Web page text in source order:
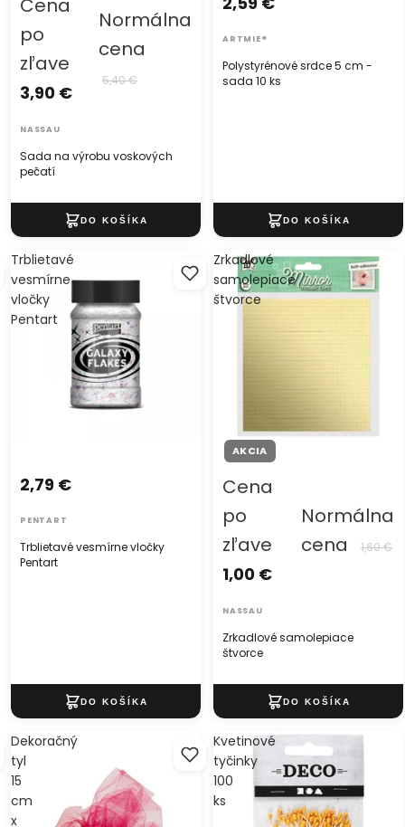
Sada na výrobu voskových
pečatí
Cena
po
zľave
3,90 €
Normálna
cena
5,40 €
NASSAU
Polystyrénové srdce 5 cm -
sada 10 ks
ARTMIE®
Trblietavé
vesmírne
vločky
Pentart
Trblietavé vesmírne vločky
Pentart
2,79 €
PENTART
Zrkadlové
samolepiace
štvorce
AKCIA
Zrkadlové samolepiace
štvorce
Cena
po
zľave
1,00 €
Normálna
cena
1,60 €
NASSAU
Dekoračný
tyl
15
cm
x
Kvetinové
tyčinky
100
ks